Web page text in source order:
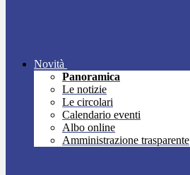
Novità
Panoramica
Le notizie
Le circolari
Calendario eventi
Albo online
Amministrazione trasparente